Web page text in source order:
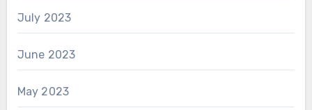
July 2023
June 2023
May 2023